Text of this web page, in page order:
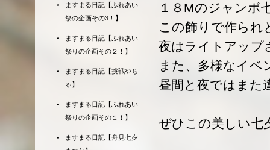
１８Mのジャンボ
この飾りで作られ
夜はライトアップ
また、多様なイベ
昼間と夜ではまた
ぜひこの美しい七
ますまる日記【ふれあい
祭の企画その3！】
ますまる日記【ふれあい
祭りの企画その２！】
ますまる日記【挑戦やち
ゃ】
ますまる日記【ふれあい
祭りの企画その１！】
ますまる日記【舟見七夕